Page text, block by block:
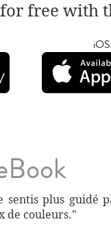
free with
iOS
plus guidé
de couleurs."